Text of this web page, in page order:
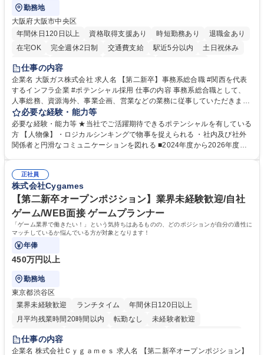
勤務地
大阪府大阪市中央区
年間休日120日以上
資格取得支援あり 時短勤務あり
退職金あり
在宅OK
完全週休2日制 交通費支給 駅近5分以内
土日祝休み
服装自由
第二新卒歓迎
仕事の内容
企業名 大阪ガス株式会社 求人名 【第二新卒】事務系総合職 #関西を代表
するインフラ企業 #ポテンシャル採用 仕事の内容 事務系総合職として、
人事総務、資源海外、事業企画、営業などの業務に従事していただきま
す。 【業務内容の一例】■所属事業部の勤労業務 ■海外に関係する各種業
務 ■営業部門の企画スタッフ、ルート営業 【キャリアパス】入社後の配属
ポジションで一定期間ご活躍頂いた後、本人の適性及び将来のキャリアを
鑑みてジョブローテーションを行います。 【育成】OJTでの現場育成や研
表するインフラ企業 #ポテンシャル採用
必要な経験・能力等
必要な経験・能力等 ★当社でご活躍期待できるポテンシャルを有している
方 【人物像】・ロジカルシンキングで物事を捉えられる ・社内及び社外
関係者と円滑なコミュニケーションを図れる ■2024年度から2026年度ま
72.html ■エネルギーセキュリティの不安定化や気候変動による自然災害の
甚大化など、これまで以上に社会課題解決の重要性が高まっています。
「未来の日常」の創造に向けて持続可能な社会の実現に貢献してまいりま
す。 学歴・資格 学歴：大学院 大学 語学力： 資格：
正社員
株式会社Cygames
【第二新卒オープンポジション】業界未経験歓迎/自社
ゲーム/WEB面接 ゲームプランナー
「ゲーム業界で働きたい！」という気持ちはあるものの、どのポジションが自分の適性に
マッチしているか悩んでいる方が対象となります！
年俸
450万円以上
勤務地
東京都渋谷区
業界未経験歓迎
ランチタイム
年間休日120日以上
月平均残業時間20時間以内
転勤なし
未経験者歓迎
住宅手当あり
交通費支給
土日祝休み 服装自由 昼食補助あり 第二新卒歓迎
仕事の内容
企業名 株式会社Ｃｙｇａｍｅｓ 求人名 【第二新卒オープンポジション】